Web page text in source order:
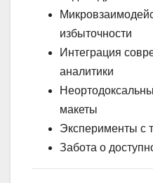
избыточности
Интеграция
аналитики
макеты
Эксперименты с
Забота о